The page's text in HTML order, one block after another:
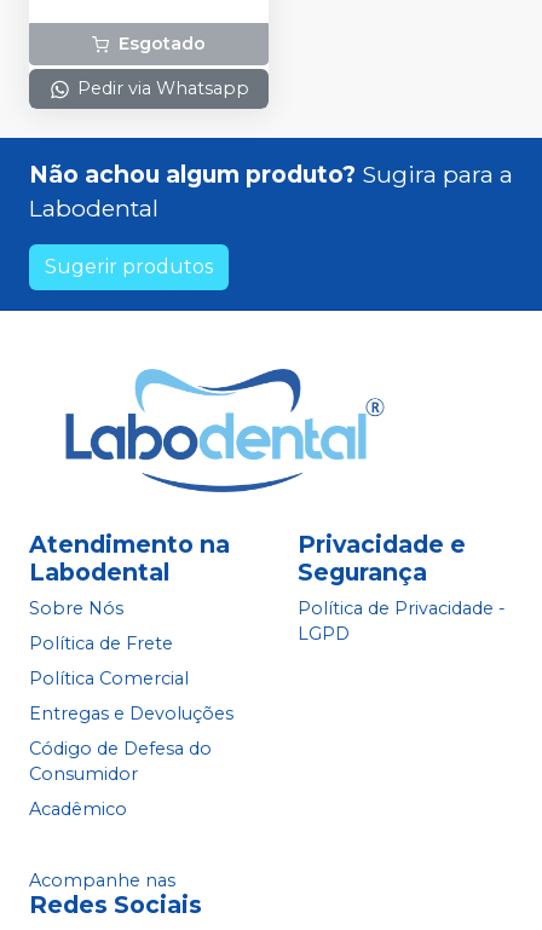
Esgotado
Pedir via Whatsapp
Não achou algum produto? Sugira para a
Labodental
Sugerir produtos
Atendimento na
Labodental
Sobre Nós
Política de Frete
Política Comercial
Entregas e Devoluções
Código de Defesa do
Consumidor
Acadêmico
Privacidade e
Segurança
Política de Privacidade -
LGPD
Acompanhe nas
Redes Sociais